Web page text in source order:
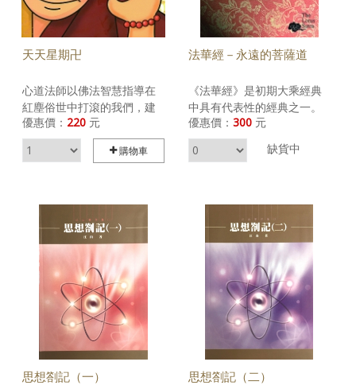
天天星期卍
心道法師以佛法智慧指導在
紅塵俗世中打滾的我們，建
議念誦佛經來疏通思想上的
堵塞、建議打坐來沉澱紛亂
的心靈或建議拜佛來懺悔煩
庭、情感、親子、事業、建
康學佛與生活七個方面，心
道法師的智慧與幽默，相信
可以為您消憂解惑，讓您天
天吉祥、卍事如意。
優惠價： 220 元
購物車
法華經－永遠的菩薩道
《法華經》是初期大乘經典
中具有代表性的經典之一。
本書主要致力於《法華經》
整體內容的解說，為經典內
容作詳細且完整的翻譯與解
立於歷史上的無佛之世，樹
立了世尊會現身於信奉者之
前的思想。
優惠價： 300元
缺貨中
思想劄記（一） 思想劄記（二）